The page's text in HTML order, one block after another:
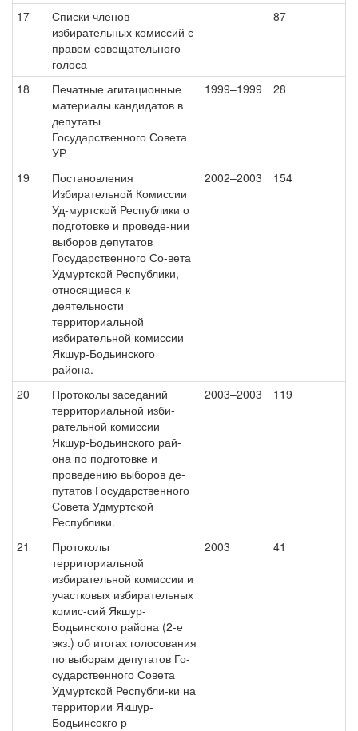
17
Списки членов
избирательных комиссий с
правом совещательного
голоса
87
18
Печатные агитационные
материалы кандидатов в
депутаты
Государственного Совета
УР
1999–1999 28
19
Постановления
Избирательной Комиссии
Уд-муртской Республики о
подготовке и проведе-нии
выборов депутатов
Государственного Со-вета
Удмуртской Республики,
относящиеся к
деятельности
территориальной
избирательной комиссии
Якшур-Бодьинского
района.
2002–2003 154
20
Протоколы заседаний
территориальной изби-
рательной комиссии
Якшур-Бодьинского рай-
она по подготовке и
проведению выборов де-
путатов Государственного
Совета Удмуртской
Республики.
2003–2003 119
21
Протоколы
территориальной
избирательной комиссии и
участковых избирательных
комис-сий Якшур-
Бодьинского района (2-е
экз.) об итогах голосования
по выборам депутатов Го-
сударственного Совета
Удмуртской Республи-ки на
территории Якшур-
Бодьинсокго р
2003 41